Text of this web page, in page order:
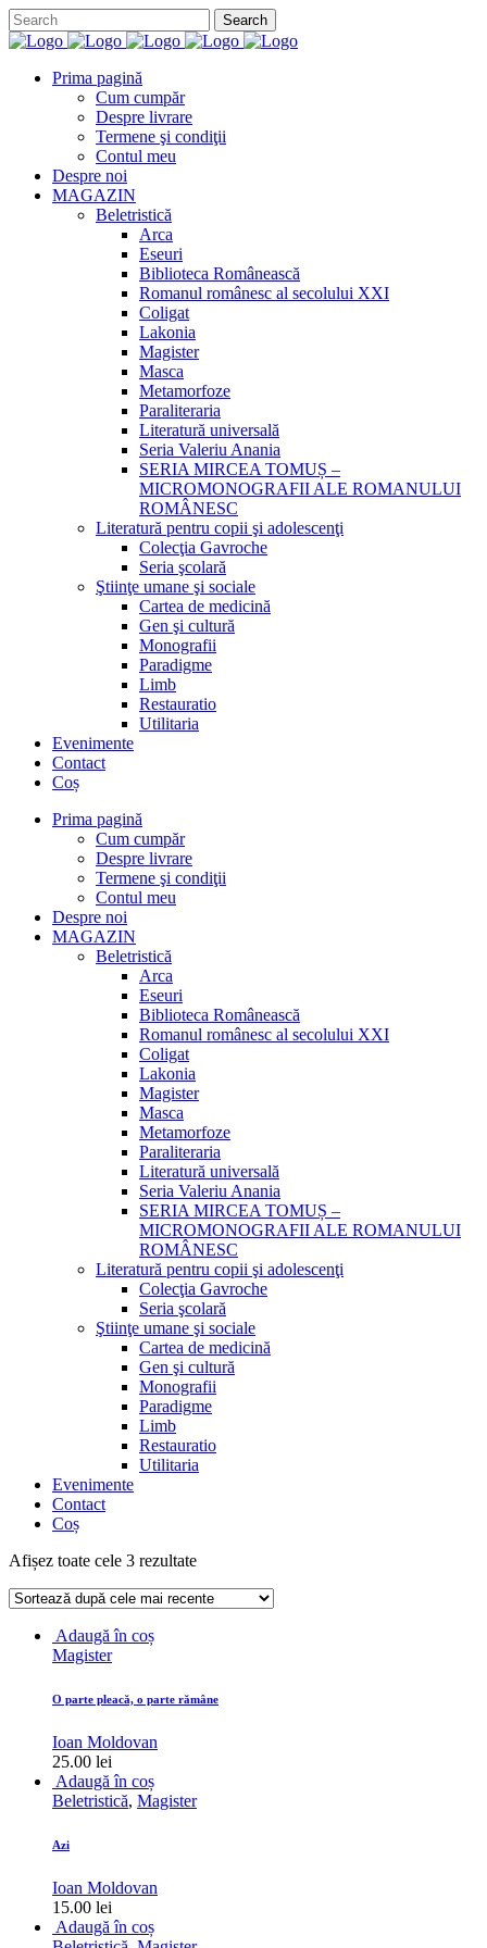
Prima pagină
Cum cumpăr
Despre livrare
Termene şi condiţii
Contul meu
Despre noi
MAGAZIN
Beletristică
Arca
Eseuri
Biblioteca Românească
Romanul românesc al secolului XXI
Coligat
Lakonia
Magister
Masca
Metamorfoze
Paraliteraria
Literatură universală
Seria Valeriu Anania
SERIA MIRCEA TOMUȘ –
MICROMONOGRAFII ALE ROMANULUI
ROMÂNESC
Literatură pentru copii şi adolescenţi
Colecţia Gavroche
Seria şcolară
Ştiinţe umane şi sociale
Cartea de medicină
Gen şi cultură
Monografii
Paradigme
Limb
Restauratio
Utilitaria
Evenimente
Contact
Coș
Prima pagină
Cum cumpăr
Despre livrare
Termene şi condiţii
Contul meu
Despre noi
MAGAZIN
Beletristică
Arca
Eseuri
Biblioteca Românească
Romanul românesc al secolului XXI
Coligat
Lakonia
Magister
Masca
Metamorfoze
Paraliteraria
Literatură universală
Seria Valeriu Anania
SERIA MIRCEA TOMUȘ –
MICROMONOGRAFII ALE ROMANULUI
ROMÂNESC
Literatură pentru copii şi adolescenţi
Colecţia Gavroche
Seria şcolară
Ştiinţe umane şi sociale
Cartea de medicină
Gen şi cultură
Monografii
Paradigme
Limb
Restauratio
Utilitaria
Evenimente
Contact
Coș
Afișez toate cele 3 rezultateSortat
cele
Adaugă în coș
Magister
O parte pleacă, o parte rămâne
Ioan Moldovan
25.00 lei
Adaugă în coș
Beletristică, Magister
Azi
Ioan Moldovan
15.00 lei
Adaugă în coș